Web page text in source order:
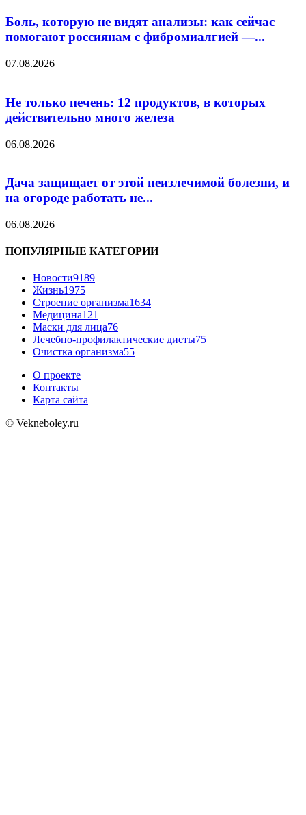
Боль, которую не видят анализы: как сейчас
помогают россиянам с фибромиалгией —...
07.08.2026
Не только печень: 12 продуктов, в которых
действительно много железа
06.08.2026
Дача защищает от этой неизлечимой болезни, и
на огороде работать не...
06.08.2026
ПОПУЛЯРНЫЕ КАТЕГОРИИ
Новости9189
Жизнь1975
Строение организма1634
Медицина121
Маски для лица76
Лечебно-профилактические диеты75
Очистка организма55
О проекте
Контакты
Карта сайта
© Vekneboley.ru